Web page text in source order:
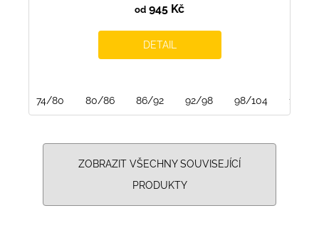
od 945 Kč
DETAIL
74/80 80/86 86/92 92/98 98/104 116/
ZOBRAZIT VŠECHNY SOUVISEJÍCÍ
PRODUKTY